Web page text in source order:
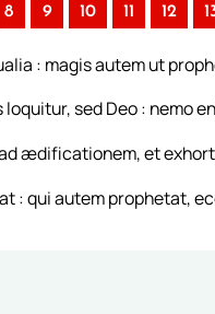
8 9 10 11 12
: magis autem ut
sed Deo : nemo
ædificationem, et
: qui autem prophetat,